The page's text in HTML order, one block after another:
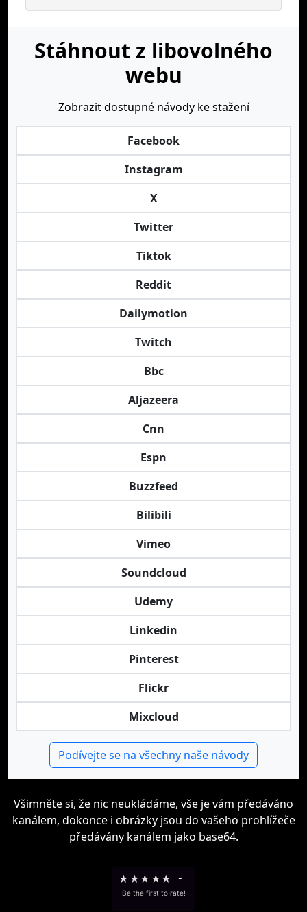
Stáhnout z libovolného
webu
Zobrazit dostupné návody ke stažení
Facebook
Instagram
X
Twitter
Tiktok
Reddit
Dailymotion
Twitch
Bbc
Aljazeera
Cnn
Espn
Buzzfeed
Bilibili
Vimeo
Soundcloud
Udemy
Linkedin
Pinterest
Flickr
Mixcloud
Podívejte se na všechny naše návody
Všimněte si, že nic neukládáme, vše je vám předáváno
kanálem, dokonce i obrázky jsou do vašeho prohlížeče
předávány kanálem jako base64.
★ ★★ ★★ -
Be the first to rate!